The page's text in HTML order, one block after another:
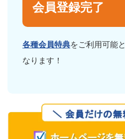
会員登録完了
各種会員特典をご利用可能と
なります！